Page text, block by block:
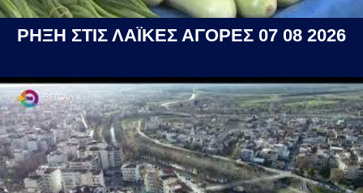
ΡΗΞΗ ΣΤΙΣ ΛΑΪΚΕΣ ΑΓΟΡΕΣ 07 08 2026